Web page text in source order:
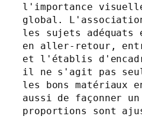
l'importance
global.
les sujets adéquats
en aller-retour,
et l'établis
il ne s'agit pas
les bons matériaux
aussi de façonner
proportions sont